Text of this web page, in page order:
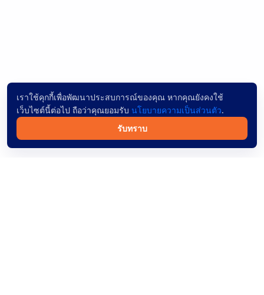
เราใช้คุกกี้เพื่อพัฒนาประสบการณ์ของคุณ หากคุณยังคงใช้
เว็บไซต์นี้ต่อไป ถือว่าคุณยอมรับ นโยบายความเป็นส่วนตัว.
รับทราบ